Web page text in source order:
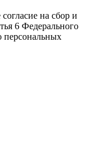
на сбор и
6 Федерального
персональных